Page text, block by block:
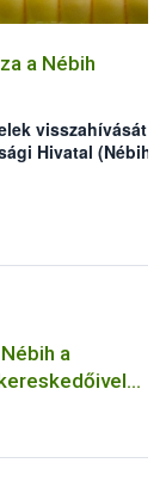
a Nébih
visszahívását
Hivatal (Nébih)
a partnereit
történő
a